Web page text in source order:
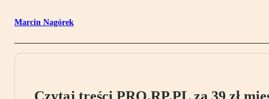
Marcin Nagórek